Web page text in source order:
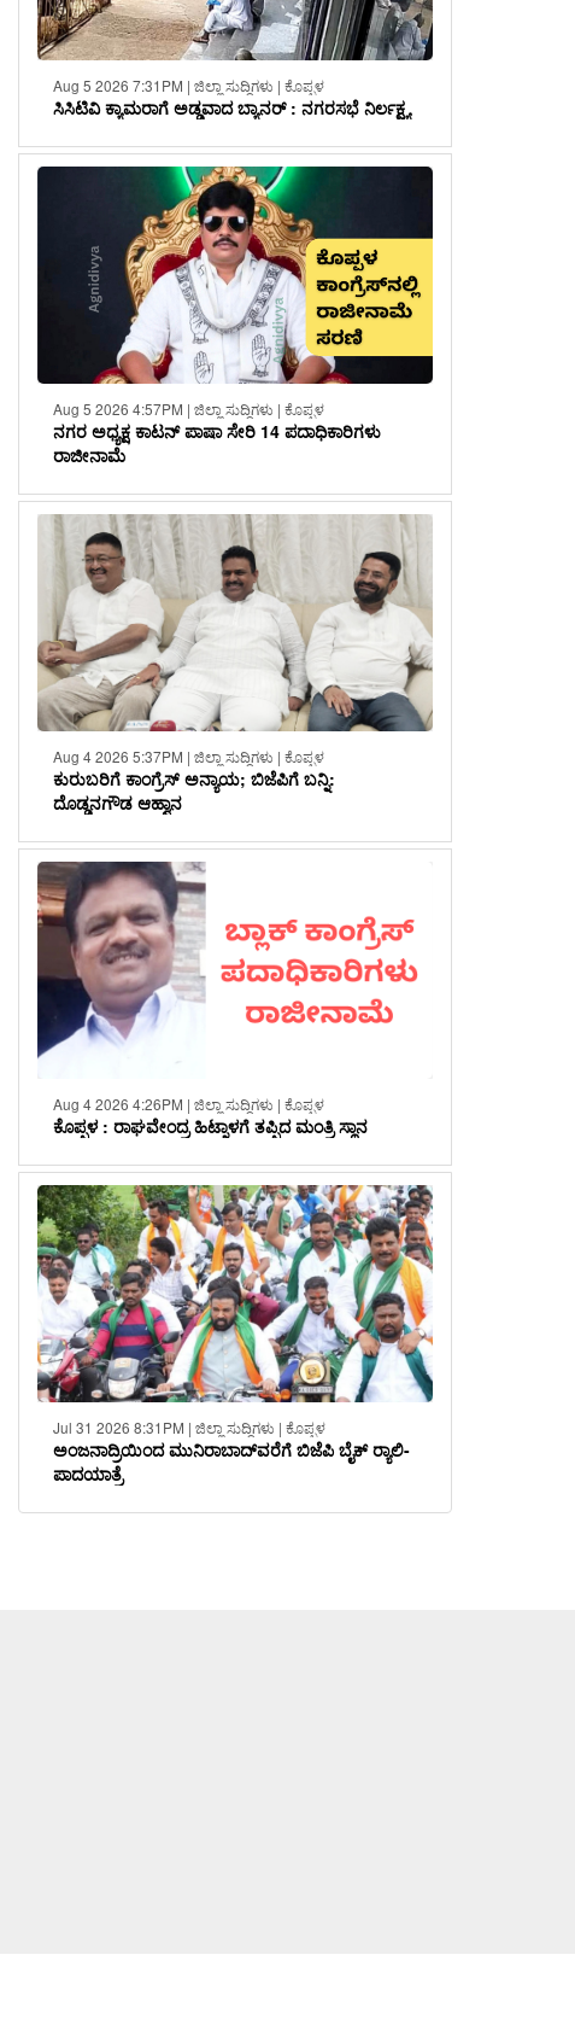
Aug 5 2026 7:31PM | ಜಿಲ್ಲಾ ಸುದ್ದಿಗಳು | ಕೊಪ್ಪಳ
ಸಿಸಿಟಿವಿ ಕ್ಯಾಮರಾಗೆ ಅಡ್ಡವಾದ ಬ್ಯಾನರ್ : ನಗರಸಭೆ ನಿರ್ಲಕ್ಷ್ಯ
Aug 5 2026 4:57PM | ಜಿಲ್ಲಾ ಸುದ್ದಿಗಳು | ಕೊಪ್ಪಳ
ನಗರ ಅಧ್ಯಕ್ಷ ಕಾಟನ್ ಪಾಷಾ ಸೇರಿ 14 ಪದಾಧಿಕಾರಿಗಳು
ರಾಜೀನಾಮೆ
Aug 4 2026 5:37PM | ಜಿಲ್ಲಾ ಸುದ್ದಿಗಳು | ಕೊಪ್ಪಳ
ಕುರುಬರಿಗೆ ಕಾಂಗ್ರೆಸ್ ಅನ್ಯಾಯ; ಬಿಜೆಪಿಗೆ ಬನ್ನಿ:
ದೊಡ್ಡನಗೌಡ ಆಹ್ವಾನ
Aug 4 2026 4:26PM | ಜಿಲ್ಲಾ ಸುದ್ದಿಗಳು | ಕೊಪ್ಪಳ
ಕೊಪ್ಪಳ : ರಾಘವೇಂದ್ರ ಹಿಟ್ನಾಳಗೆ ತಪ್ಪಿದ ಮಂತ್ರಿ ಸ್ಥಾನ
Jul 31 2026 8:31PM | ಜಿಲ್ಲಾ ಸುದ್ದಿಗಳು | ಕೊಪ್ಪಳ
ಅಂಜನಾದ್ರಿಯಿಂದ ಮುನಿರಾಬಾದ್‌ವರೆಗೆ ಬಿಜೆಪಿ ಬೈಕ್ ರ‍್ಯಾಲಿ-
ಪಾದಯಾತ್ರೆ